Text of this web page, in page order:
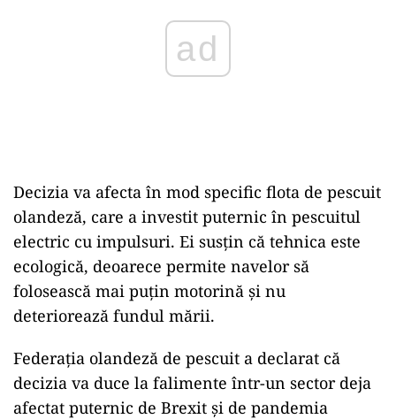
Decizia va afecta în mod specific flota de pescuit
olandeză, care a investit puternic în pescuitul
electric cu impulsuri. Ei susţin că tehnica este
ecologică, deoarece permite navelor să
folosească mai puţin motorină şi nu
deteriorează fundul mării.
Federaţia olandeză de pescuit a declarat că
decizia va duce la falimente într-un sector deja
afectat puternic de Brexit şi de pandemia